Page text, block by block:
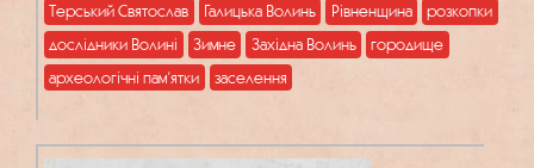
Терський Святослав Галицька Волинь Рівненщина
розкопки
дослідники Волині
Зимне Західна Волинь
городище
археологічні пам’ятки
заселення